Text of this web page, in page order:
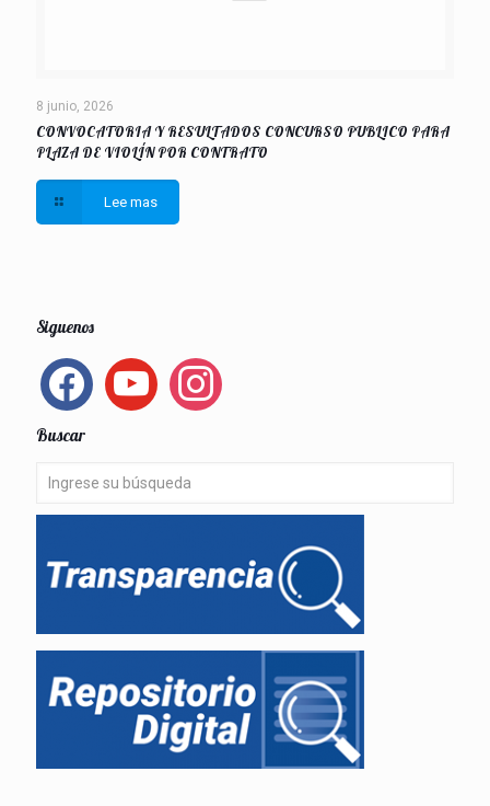
8 junio, 2026
CONVOCATORIA Y RESULTADOS CONCURSO PUBLICO PARA
PLAZA DE VIOLÍN POR CONTRATO
Lee mas
Siguenos
facebook youtube instagram
Buscar